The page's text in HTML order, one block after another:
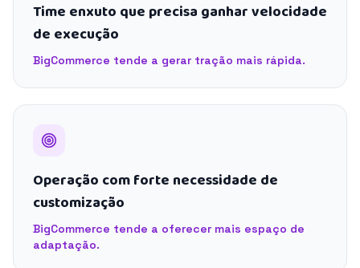
Time enxuto que precisa ganhar velocidade
de execução
BigCommerce tende a gerar tração mais rápida.
Operação com forte necessidade de
customização
BigCommerce tende a oferecer mais espaço de
adaptação.